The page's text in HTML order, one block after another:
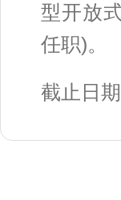
型开放
任职)。
截止日